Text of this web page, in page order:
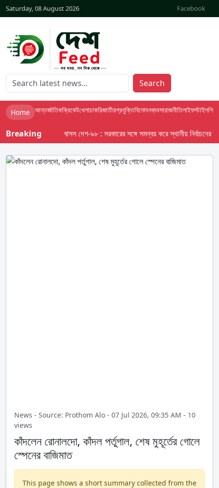
Saturday, 08 August 2026 Facebook
Search
Home আন্তর্জাতিকক্রিকেটখেলাচাকরিজাতীয়প্রযুক্তিবিনোদনব্যবসারাজনীতিলাইফস্টাইলশিক্ষা
Breaking বাসস দেশ-৯৮ : সরকারের সঙ্গে সমন্বয় করে স্থানীয় নির্বাচনের
News - Source: Prothom Alo - 07 Jul 2026, 09:35 AM - 10
views
কাঁদলেন রোনালদো, কাঁদল পর্তুগাল, শেষ মুহূর্তের গোলে
স্পেনের বাজিমাত
This page shows a short summary collected from the